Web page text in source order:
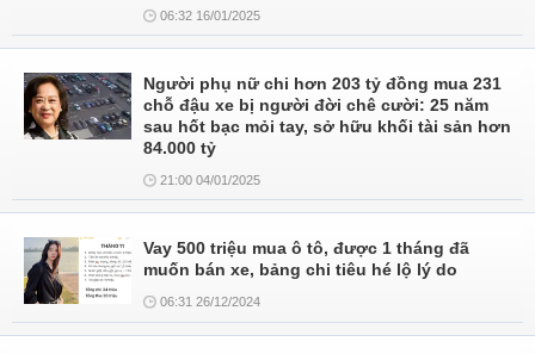
06:32 16/01/2025
Người phụ nữ chi hơn 203 tỷ đồng mua 231
chỗ đậu xe bị người đời chê cười: 25 năm
sau hốt bạc mỏi tay, sở hữu khối tài sản hơn
84.000 tỷ
21:00 04/01/2025
Vay 500 triệu mua ô tô, được 1 tháng đã
muốn bán xe, bảng chi tiêu hé lộ lý do
06:31 26/12/2024